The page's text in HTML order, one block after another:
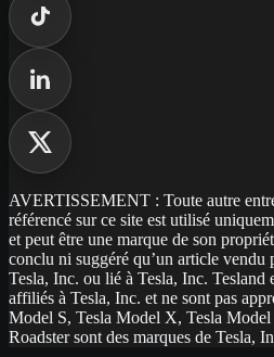
AVERTISSEMENT : Toute autre
référencé sur ce site est utilisé
et peut être une marque de son
conclu ni suggéré qu’un article vendu
Tesla, Inc. ou lié à Tesla, Inc. Tesland
affiliés à Tesla, Inc. et ne sont pas
Model S, Tesla Model X, Tesla Model
Roadster sont des marques de Tesla,